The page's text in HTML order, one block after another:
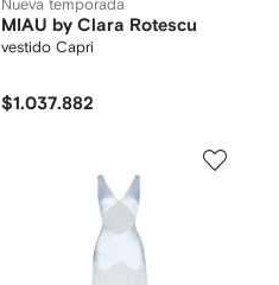
Nueva temporada
MIAU by Clara Rotescu
vestido Capri
$1.037.882